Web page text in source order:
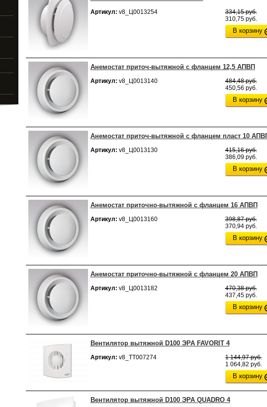
Артикул: v8_Ц0013254
334,15 руб.
310,75 руб.
В корзину
Анемостат приточ-вытяжной с фланцем 12,5 АПВП
Артикул: v8_Ц0013140
484,48 руб.
450,56 руб.
В корзину
Анемостат приточ-вытяжной с фланцем пласт 10
Артикул: v8_Ц0013130
415,16 руб.
386,09 руб.
В корзину
Анемостат приточно-вытяжной с фланцем 16 АПВП
Артикул: v8_Ц0013160
398,87 руб.
370,94 руб.
В корзину
Анемостат приточно-вытяжной с фланцем 20 АПВП
Артикул: v8_Ц0013182
470,38 руб.
437,45 руб.
В корзину
Вентилятор вытяжной D100 ЭРА FAVORIT 4
Артикул: v8_ТТ007274
1 144,97 руб.
1 064,82 руб.
В корзину
Вентилятор вытяжной D100 ЭРА QUADRO 4